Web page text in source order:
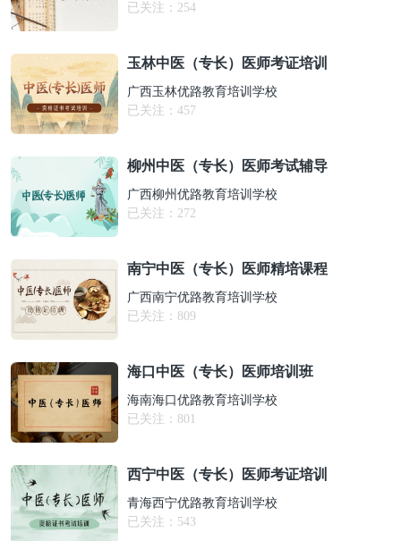
已关注： 254
玉林中医（专长）医师考证培训
广西玉林优路教育培训学校
已关注： 457
柳州中医（专长）医师考试辅导
广西柳州优路教育培训学校
已关注： 272
南宁中医（专长）医师精培课程
广西南宁优路教育培训学校
已关注： 809
海口中医（专长）医师培训班
海南海口优路教育培训学校
已关注： 801
西宁中医（专长）医师考证培训
青海西宁优路教育培训学校
已关注： 543